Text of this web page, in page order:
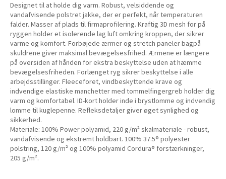
Designet til at holde dig varm. Robust, velsiddende og
vandafvisende polstret jakke, der er perfekt, når temperaturen
falder. Masser af plads til firmaprofilering. Kraftig 3D mesh for på
ryggen holder et isolerende lag luft omkring kroppen, der sikrer
varme og komfort. Forbøjede ærmer og stretch paneler bagpå
skuldrene giver maksimal bevægelsesfrihed. Ærmene er længere
på oversiden af hånden for ekstra beskyttelse uden at hæmme
bevægelsesfriheden. Forlænget ryg sikrer beskyttelse i alle
arbejdsstillinger. Fleeceforet, vindbeskyttende krave og
indvendige elastiske manchetter med tommelfingergreb holder dig
varm og komfortabel. ID-kort holder inde i brystlomme og indvendig
lomme til kuglepenne. Refleksdetaljer giver øget synlighed og
sikkerhed.
Materiale: 100% Power polyamid, 220 g/m² skalmateriale - robust,
vandafvisende og ekstremt holdbart. 100% 37.5® polyester
polstring, 120 g/m² og 100% polyamid Cordura® forstærkninger,
205 g/m².